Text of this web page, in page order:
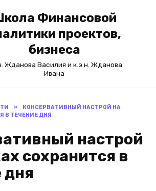
Финансовой
проектов,
бизнеса
Жданова Василия и к.э.н. Жданова
Ивана
»
КОНСЕРВАТИВНЫЙ НАСТРОЙ НА
В ТЕЧЕНИЕ ДНЯ
настрой
сохранится в
дня